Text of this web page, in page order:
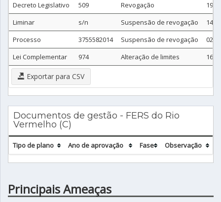
Decreto Legislativo
509 Revogação
19/
Liminar
s/n Suspensão de revogação
14/
Processo
3755582014 Suspensão de revogação
02/
Lei Complementar
974 Alteração de limites 16/
Exportar para CSV
Documentos de gestão - FERS do Rio
Vermelho (C)
Tipo de plano Ano de aprovação Fase Observação
Principais Ameaças